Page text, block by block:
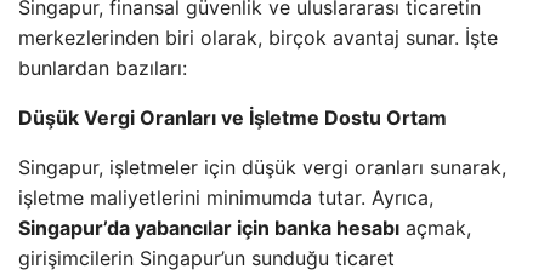
Singapur, finansal güvenlik ve uluslararası ticaretin
merkezlerinden biri olarak, birçok avantaj sunar. İşte
bunlardan bazıları:
Düşük Vergi Oranları ve İşletme Dostu Ortam
Singapur, işletmeler için düşük vergi oranları sunarak,
işletme maliyetlerini minimumda tutar. Ayrıca,
Singapur’da yabancılar için banka hesabı açmak,
girişimcilerin Singapur’un sunduğu ticaret